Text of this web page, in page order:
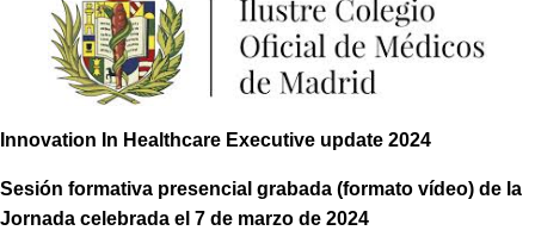
Innovation In Healthcare Executive update 2024
Sesión formativa presencial grabada (formato vídeo) de la
Jornada celebrada el 7 de marzo de 2024